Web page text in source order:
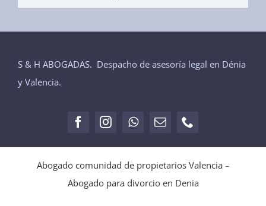
S & H ABOGADAS. Despacho de asesoría legal en Dénia
y Valencia.
Abogado comunidad de propietarios Valencia –
Abogado para divorcio en Denia